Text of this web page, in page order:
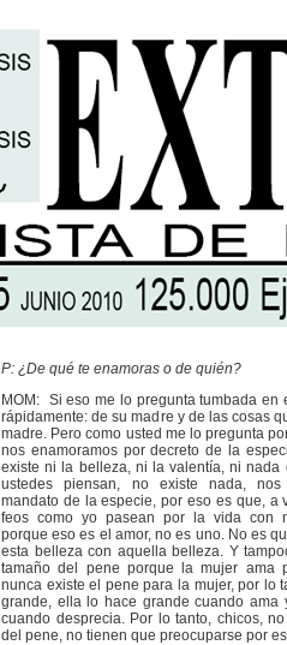
P: ¿De qué te enamoras o de quién?
MOM: Si eso me lo pregunta tumbada en
rápidamente: de su madre y de las cosas
madre. Pero como usted me lo pregunta
nos enamoramos por decreto de la
existe ni la belleza, ni la valentía, ni nada
ustedes piensan, no existe nada, nos
mandato de la especie, por eso es que, a
feos como yo pasean por la vida con
porque eso es el amor, no es uno. No es
esta belleza con aquella belleza. Y
tamaño del pene porque la mujer ama
nunca existe el pene para la mujer, por lo
grande, ella lo hace grande cuando ama
cuando desprecia. Por lo tanto, chicos,
del pene, no tienen que preocuparse por